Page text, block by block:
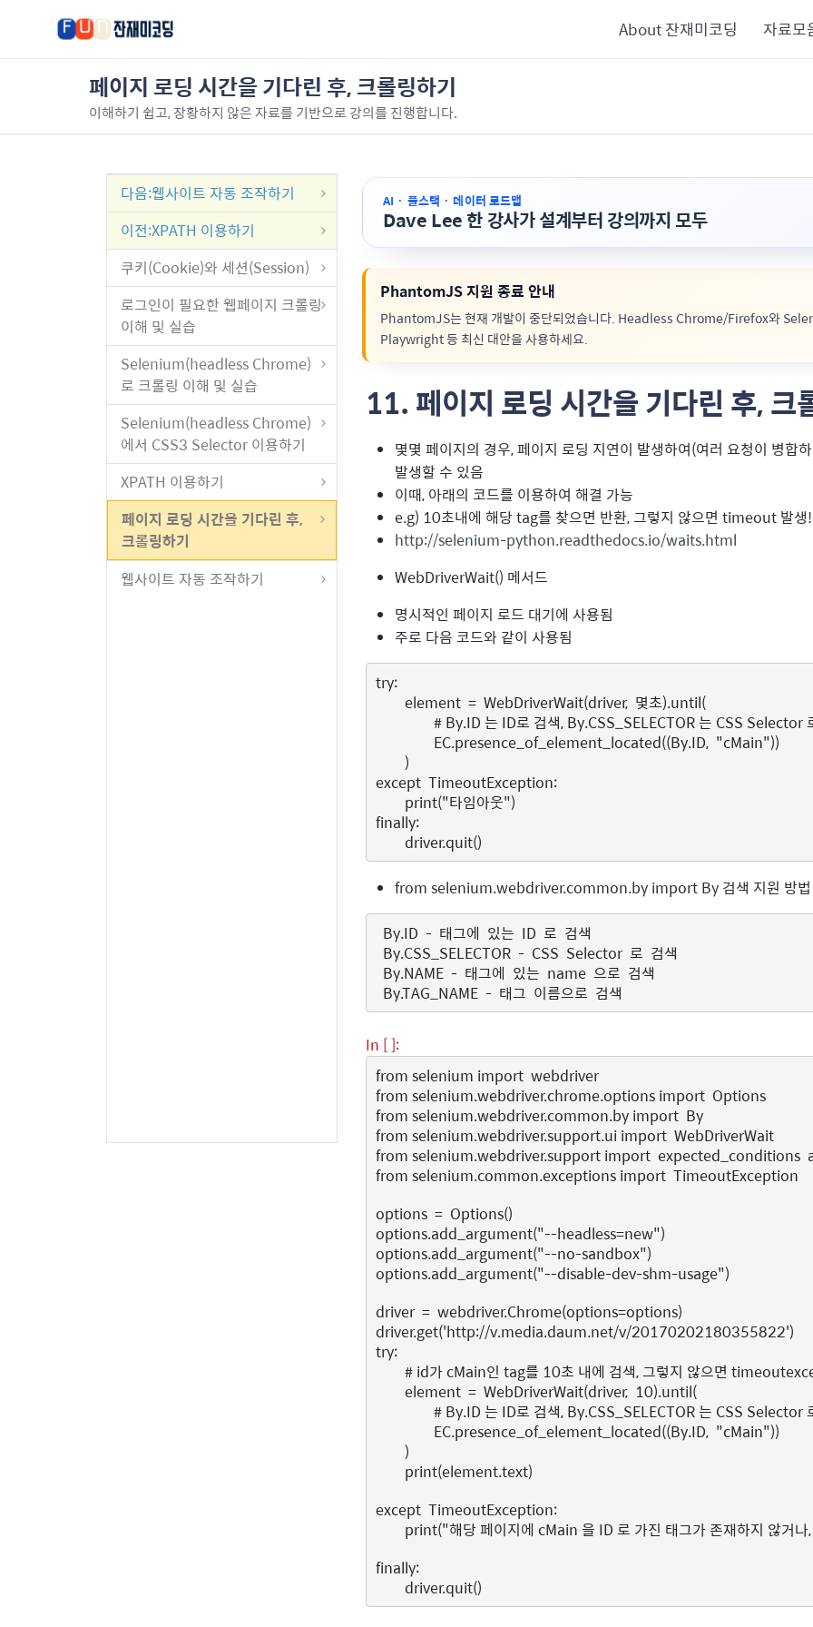
About 잔재미코딩 자료모
페이지 로딩 시간을 기다린 후, 크롤링하기
이해하기 쉽고, 장황하지 않은 자료를 기반으로 강의를 진행합니다.
다음:웹사이트 자동 조작하기
이전:XPATH 이용하기
쿠키(Cookie)와 세션(Session)
로그인이 필요한 웹페이지 크롤링
이해 및 실습
Selenium(headless Chrome)
로 크롤링 이해 및 실습
Selenium(headless Chrome)
에서 CSS3 Selector 이용하기
XPATH 이용하기
페이지 로딩 시간을 기다린 후,
크롤링하기
웹사이트 자동 조작하기
AI · 풀스택 · 데이터 로드맵
Dave Lee 한 강사가 설계부터 강의까지 모두
PhantomJS 지원 종료 안내
PhantomJS는 현재 개발이 중단되었습니다. Headless Chrome/Firefox와
Playwright 등 최신 대안을 사용하세요.
11. 페이지 로딩 시간을 기다린 후, 크
몇몇 페이지의 경우, 페이지 로딩 지연이 발생하여(여러 요청이 병합
발생할 수 있음
이때, 아래의 코드를 이용하여 해결 가능
e.g) 10초내에 해당 tag를 찾으면 반환, 그렇지 않으면 timeout 발생!
http://selenium-python.readthedocs.io/waits.html
WebDriverWait() 메서드
명시적인 페이지 로드 대기에 사용됨
주로 다음 코드와 같이 사용됨
try:
element = WebDriverWait(driver, 몇초).until(
# By.ID 는 ID로 검색, By.CSS_SELECTOR 는 CSS Selector
EC.presence_of_element_located((By.ID, "cMain"))
)
except TimeoutException:
print("타임아웃")
finally:
driver.quit()
from selenium.webdriver.common.by import By 검색 지원 방법
By.ID - 태그에 있는 ID 로 검색
By.CSS_SELECTOR - CSS Selector 로 검색
By.NAME - 태그에 있는 name 으로 검색
By.TAG_NAME - 태그 이름으로 검색
In [ ]:
from selenium import webdriver
from selenium.webdriver.chrome.options import Options
from selenium.webdriver.common.by import By
from selenium.webdriver.support.ui import WebDriverWait
from selenium.webdriver.support import expected_conditions
from selenium.common.exceptions import TimeoutException
options = Options()
options.add_argument("--headless=new")
options.add_argument("--no-sandbox")
options.add_argument("--disable-dev-shm-usage")
driver = webdriver.Chrome(options=options)
driver.get('http://v.media.daum.net/v/20170202180355822')
try:
# id가 cMain인 tag를 10초 내에 검색, 그렇지 않으면
element = WebDriverWait(driver, 10).until(
# By.ID 는 ID로 검색, By.CSS_SELECTOR 는 CSS Selector
EC.presence_of_element_located((By.ID, "cMain"))
)
print(element.text)
except TimeoutException:
print("해당 페이지에 cMain 을 ID 로 가진 태그가 존재하지 않거
finally:
driver.quit()